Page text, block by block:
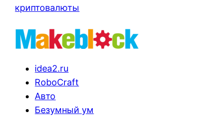
криптовалюты
idea2.ru
RoboCraft
Авто
Безумный ум